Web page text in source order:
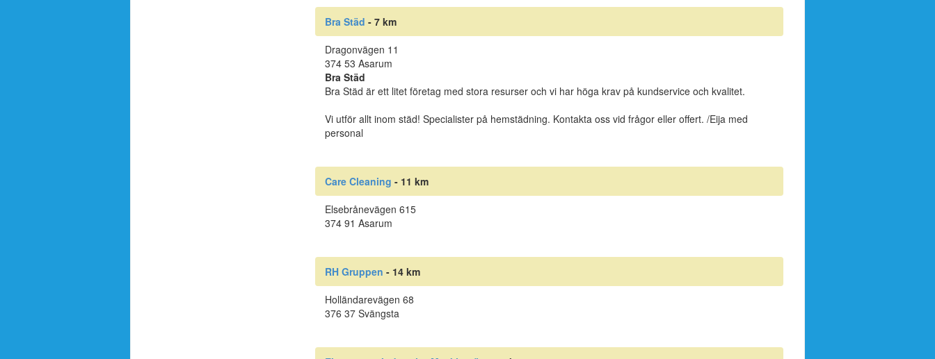
Bra Städ - 7 km
Dragonvägen 11
374 53 Asarum
Bra Städ
Bra Städ är ett litet företag med stora resurser och vi har höga krav på kundservice och kvalitet.
Vi utför allt inom städ! Specialister på hemstädning. Kontakta oss vid frågor eller offert. /Eija med
personal
Care Cleaning - 11 km
Elsebrånevägen 615
374 91 Asarum
RH Gruppen - 14 km
Holländarevägen 68
376 37 Svängsta